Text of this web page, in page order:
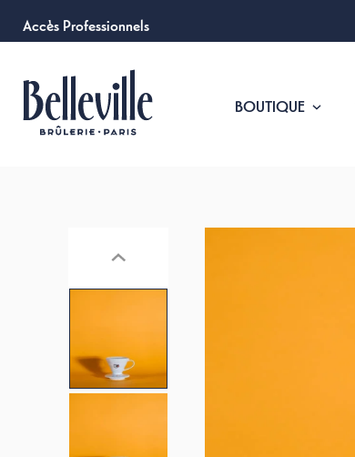
Accès Professionnels
BOUTIQUE